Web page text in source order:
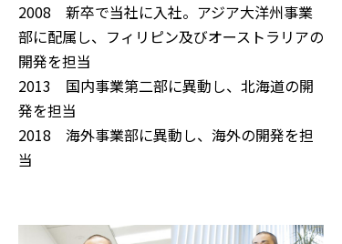
2008 新卒で当社に入社。アジア大洋州事業
部に配属し、フィリピン及びオーストラリアの
開発を担当
2013 国内事業第二部に異動し、北海道の開
発を担当
2018 海外事業部に異動し、海外の開発を担
当